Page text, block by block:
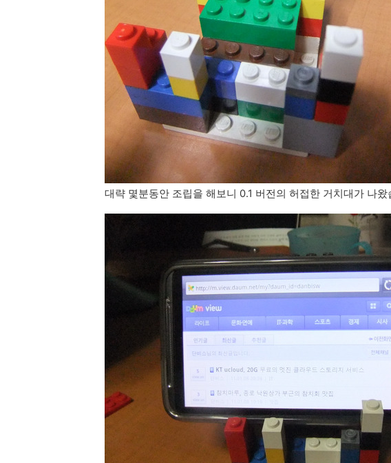
대략 몇분동안 조립을 해보니 0.1 버전의 허접한 거치대가 나왔